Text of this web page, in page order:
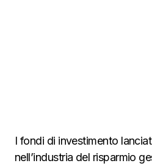
I fondi di investimento
nell’industria del risparmio